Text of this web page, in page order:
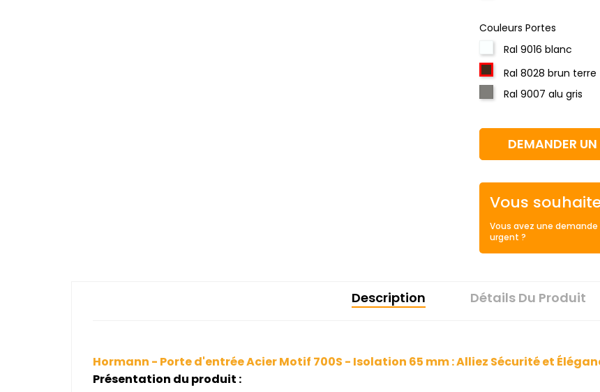
Couleurs Portes
Ral 9016 blanc
Ral 8028 brun terre
Ral 9007 alu gris
DEMANDER
Vous
Vous avez une
urgent ?
Description Détails Du Produit
Hormann - Porte d'entrée Acier Motif 700S - Isolation 65 mm : Alliez Sécurité et
Présentation du produit :